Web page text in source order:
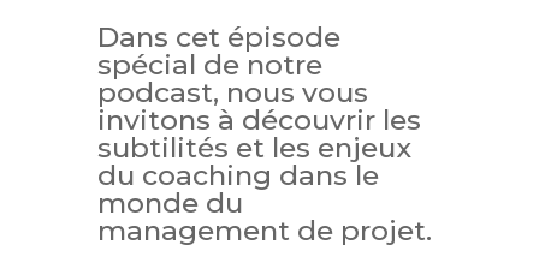
Dans cet épisode
spécial de notre
podcast, nous vous
invitons à découvrir les
subtilités et les enjeux
du coaching dans le
monde du
management de projet.